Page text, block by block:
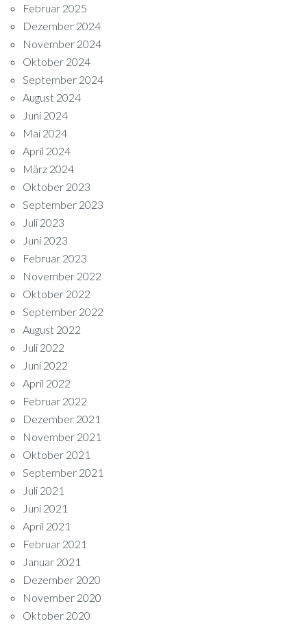
Februar 2025
Dezember 2024
November 2024
Oktober 2024
September 2024
August 2024
Juni 2024
Mai 2024
April 2024
März 2024
Oktober 2023
September 2023
Juli 2023
Juni 2023
Februar 2023
November 2022
Oktober 2022
September 2022
August 2022
Juli 2022
Juni 2022
April 2022
Februar 2022
Dezember 2021
November 2021
Oktober 2021
September 2021
Juli 2021
Juni 2021
April 2021
Februar 2021
Januar 2021
Dezember 2020
November 2020
Oktober 2020